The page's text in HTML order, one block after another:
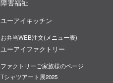
障害福祉
ユーアイキッチン
お弁当WEB注文(メニュー表)
ユーアイファクトリー
ファクトリーご家族様のページ
Tシャツアート展2025